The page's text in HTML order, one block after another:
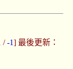
/-1] 最後更新：